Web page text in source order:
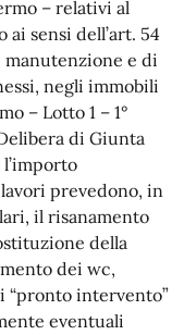
– relativi al
sensi dell’art. 54
manutenzione e di
negli immobili
– Lotto 1 – 1°
di Giunta
prevedono, in
il risanamento
della
dei wc,
“pronto intervento”
eventuali